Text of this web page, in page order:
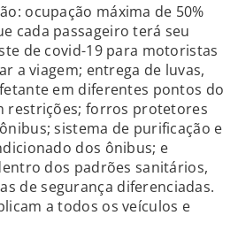
ocupação máxima de 50%
cada passageiro terá seu
de covid-19 para motoristas
a viagem; entrega de luvas,
em diferentes pontos do
restrições; forros protetores
sistema de purificação e
dos ônibus; e
dos padrões sanitários,
de segurança diferenciadas.
a todos os veículos e